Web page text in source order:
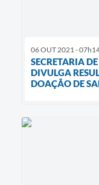
06 OUT 2021 -
SECRETARIA
DIVULGA
DOAÇÃO DE